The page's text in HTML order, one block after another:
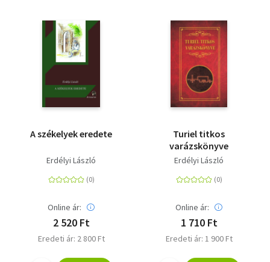
A székelyek eredete
Erdélyi László
Online ár:
2 520 Ft
Eredeti ár: 2 800 Ft
Turiel titkos
varázskönyve
Erdélyi László
Online ár:
1 710 Ft
Eredeti ár: 1 900 Ft